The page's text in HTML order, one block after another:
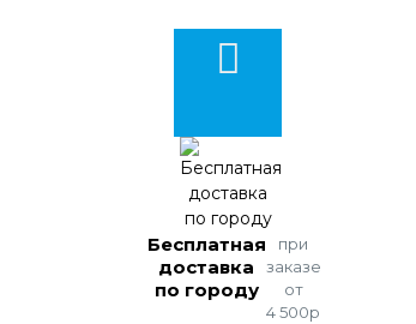
Бесплатная
доставка
по городу
при
заказе
от
4 500р